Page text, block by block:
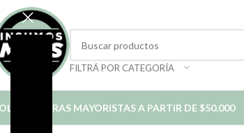
FILTRÁ POR CATEGORÍA
COMPRAS MAYORISTAS A PARTIR DE $50.000